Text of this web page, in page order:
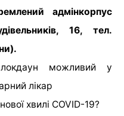
адмінкорпус
16, тел.
можливий у
лікар
хвилі COVID-19?